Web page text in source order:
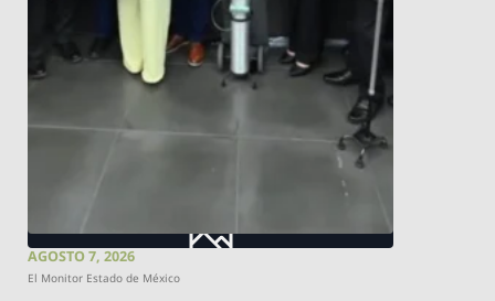
AGOSTO 7, 2026
El Monitor Estado de México